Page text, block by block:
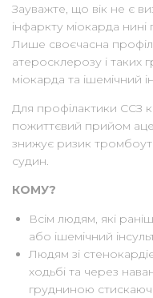
Зауважте, що вік не є
інфаркту міокарда
Лише своєчасна
атеросклерозу і таких
міокарда та ішемічний
Для профілактики ССЗ
пожиттєвий прийом
знижує ризик
судин.
КОМУ?
Всім людям, які
або ішемічний
Людям зі
ходьбі та через
грудниною